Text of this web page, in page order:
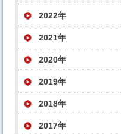
2022年
2021年
2020年
2019年
2018年
2017年